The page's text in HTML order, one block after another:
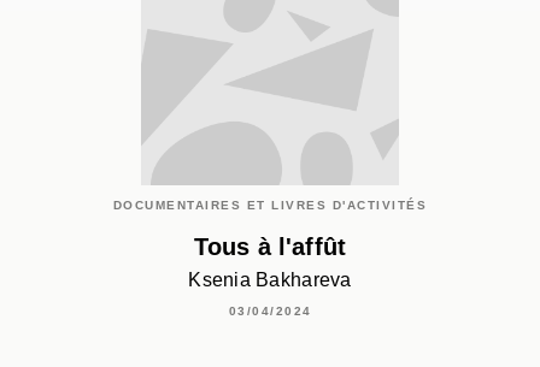
DOCUMENTAIRES ET LIVRES D'ACTIVITÉS
Tous à l'affût
Ksenia Bakhareva
03/04/2024